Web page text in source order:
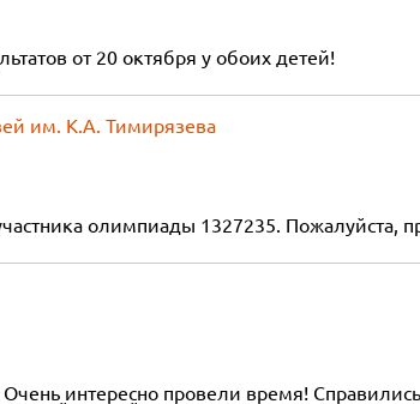
от 20 октября у обоих детей!
им. К.А. Тимирязева
олимпиады 1327235. Пожалуйста,
интересно провели время!